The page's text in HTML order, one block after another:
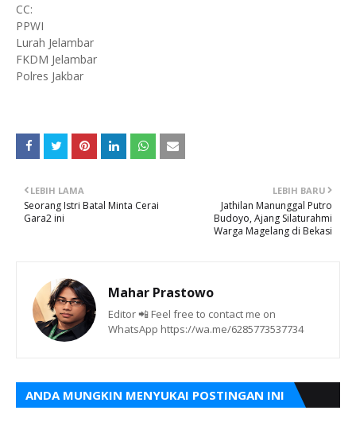
CC:
PPWI
Lurah Jelambar
FKDM Jelambar
Polres Jakbar
LEBIH BARU
Jathilan Manunggal Putro
Budoyo, Ajang Silaturahmi
Warga Magelang di Bekasi
LEBIH LAMA
Seorang Istri Batal Minta Cerai
Gara2 ini
Mahar Prastowo
Editor 📲 Feel free to contact me on
WhatsApp https://wa.me/6285773537734
ANDA MUNGKIN MENYUKAI POSTINGAN INI